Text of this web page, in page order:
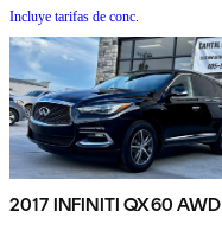
Incluye tarifas de conc.
2017 INFINITI QX60 AWD